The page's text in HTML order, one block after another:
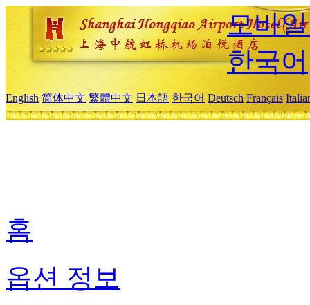
모바
한국어
English 简体中文 繁體中文 日本語 한국어 Deutsch Français
홈
옵션 정보